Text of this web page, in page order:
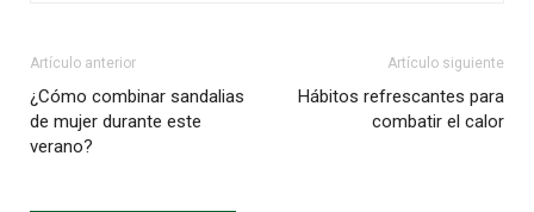
Artículo anterior
¿Cómo combinar sandalias
de mujer durante este
verano?
Artículo siguiente
Hábitos refrescantes para
combatir el calor